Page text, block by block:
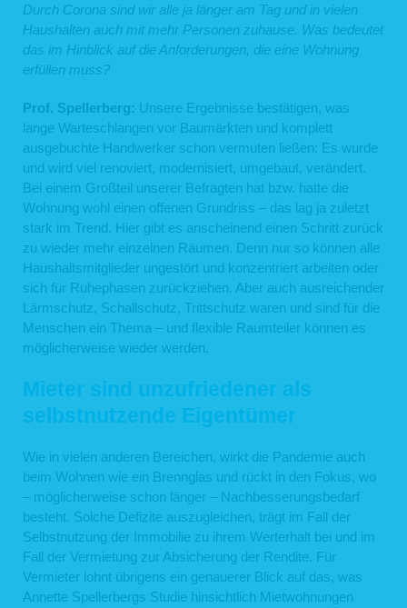
Durch Corona sind wir alle ja länger am Tag und in vielen
Haushalten auch mit mehr Personen zuhause. Was bedeutet
das im Hinblick auf die Anforderungen, die eine Wohnung
erfüllen muss?
Prof. Spellerberg: Unsere Ergebnisse bestätigen, was
lange Warteschlangen vor Baumärkten und komplett
ausgebuchte Handwerker schon vermuten ließen: Es wurde
und wird viel renoviert, modernisiert, umgebaut, verändert.
Bei einem Großteil unserer Befragten hat bzw. hatte die
Wohnung wohl einen offenen Grundriss – das lag ja zuletzt
stark im Trend. Hier gibt es anscheinend einen Schritt zurück
zu wieder mehr einzelnen Räumen. Denn nur so können alle
Haushaltsmitglieder ungestört und konzentriert arbeiten oder
sich für Ruhephasen zurückziehen. Aber auch ausreichender
Lärmschutz, Schallschutz, Trittschutz waren und sind für die
Menschen ein Thema – und flexible Raumteiler können es
möglicherweise wieder werden.
Mieter sind unzufriedener als
selbstnutzende Eigentümer
Wie in vielen anderen Bereichen, wirkt die Pandemie auch
beim Wohnen wie ein Brennglas und rückt in den Fokus, wo
– möglicherweise schon länger – Nachbesserungsbedarf
besteht. Solche Defizite auszugleichen, trägt im Fall der
Selbstnutzung der Immobilie zu ihrem Werterhalt bei und im
Fall der Vermietung zur Absicherung der Rendite. Für
Vermieter lohnt übrigens ein genauerer Blick auf das, was
Annette Spellerbergs Studie hinsichtlich Mietwohnungen